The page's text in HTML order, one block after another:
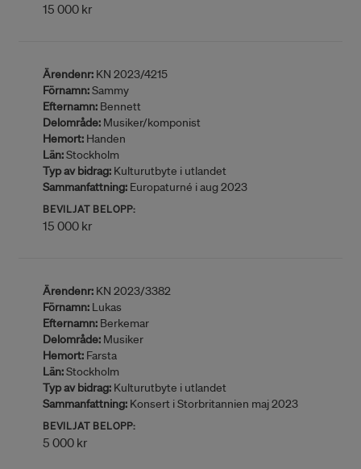
15 000 kr
Ärendenr: KN 2023/4215
Förnamn:Sammy
Efternamn: Bennett
Delområde: Musiker/komponist
Hemort: Handen
Län:Stockholm
Typ av bidrag: Kulturutbyte i utlandet
Sammanfattning: Europaturné i aug 2023
BEVILJAT BELOPP:
15 000 kr
Ärendenr: KN 2023/3382
Förnamn: Lukas
Efternamn: Berkemar
Delområde: Musiker
Hemort: Farsta
Län:Stockholm
Typ av bidrag: Kulturutbyte i utlandet
Sammanfattning: Konsert i Storbritannien maj 2023
BEVILJAT BELOPP:
5 000 kr